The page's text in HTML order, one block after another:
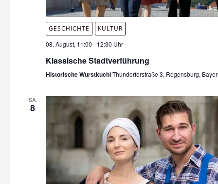
GESCHICHTE
KULTUR
08. August, 11:00 - 12:30 Uhr
Klassische Stadtverführung
Historische WurstkuchlThundorferstraße 3, Regensburg,
SA.
8